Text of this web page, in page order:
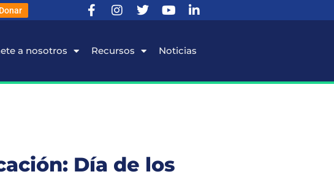
Donar
a nosotros Recursos Noticias
Día de los